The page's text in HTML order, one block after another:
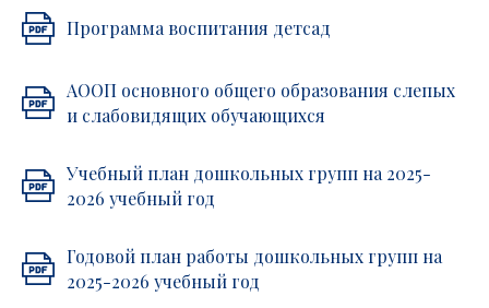
Программа воспитания детсад
АООП основного общего образования слепых
и слабовидящих обучающихся
Учебный план дошкольных групп на 2025-
2026 учебный год
Годовой план работы дошкольных групп на
2025-2026 учебный год